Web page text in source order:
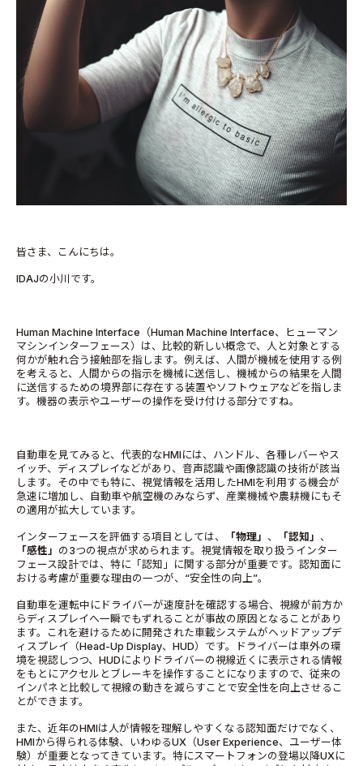
皆さま、こんにちは。
IDAJの小川です。
Human Machine Interface（Human Machine Interface、ヒューマン
マシンインターフェース）は、比較的新しい概念で、人と対象とする
何かが触れ合う接触部を指します。例えば、人間が機械を使用する例
を考えると、人間からの指示を機械に送信し、機械からの結果を人間
に送信するための境界部に存在する装置やソフトウェアなどを指しま
す。機器の表示やユーザーの操作を受け付ける部分ですね。
自動車を見てみると、代表的なHMIには、ハンドル、各種レバーやス
イッチ、ディスプレイなどがあり、音声認識や画像認識の技術が該当
します。その中でも特に、視覚情報を活用したHMIを利用する機会が
急速に増加し、自動車や航空機のみならず、産業機械や農耕機にもそ
の適用が拡大しています。
インターフェースを評価する項目としては、 「物理」 、 「認知」 、
「感性」 の3つの視点が求められます。視覚情報を取り扱うインター
フェース設計では、特に「認知」に関する部分が重要です。認知面に
おける考慮が重要な理由の一つが、“安全性の向上”。
自動車を運転中にドライバーが速度計を確認する場合、視線が前方か
らディスプレイへ一瞬でもずれることが事故の原因となることがあり
ます。これを避けるために開発された車載システムがヘッドアップデ
ィスプレイ（Head-Up Display、HUD）です。ドライバーは車外の環
境を視認しつつ、HUDによりドライバーの視線近くに表示される情報
をもとにアクセルとブレーキを操作することになりますので、従来の
インパネと比較して視線の動きを減らすことで安全性を向上させるこ
とができます。
また、近年のHMIは人が情報を理解しやすくなる認知面だけでなく、
HMIから得られる体験、いわゆるUX（User Experience、ユーザー体
験）が重要となってきています。特にスマートフォンの登場以降UXに